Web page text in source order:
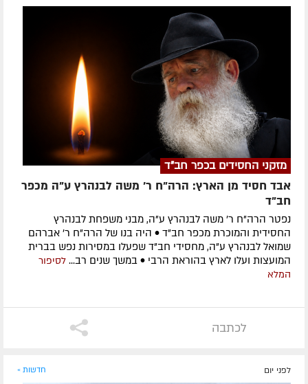
מזקני החסידים בכפר חב"ד
אבד חסיד מן הארץ: הרה"ח ר' משה לבנהרץ ע"ה מכפר
חב"ד
נפטר הרה"ח ר' משה לבנהרץ ע"ה, מבני משפחת לבנהרץ
החסידית והמוכרת מכפר חב"ד • היה בנו של הרה"ח ר' אברהם
שמואל לבנהרץ ע"ה, מחסידי חב"ד שפעלו במסירות נפש בברית
המועצות ועלו לארץ בהוראת הרבי • במשך שנים רב... לסיפור
המלא
לכתבה
לפני יום חדשות »